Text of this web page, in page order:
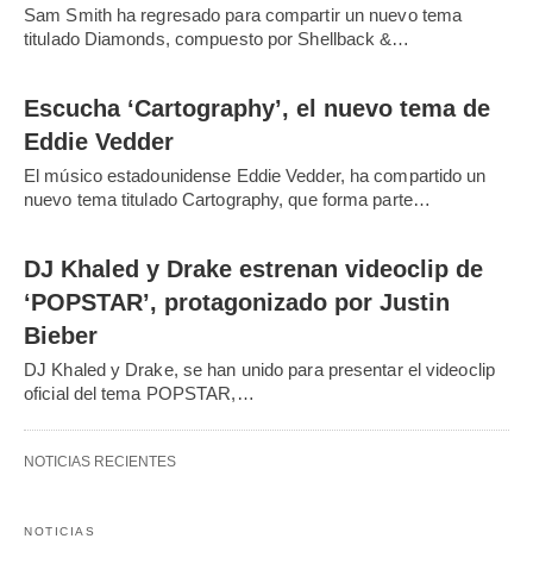
Sam Smith ha regresado para compartir un nuevo tema
titulado Diamonds, compuesto por Shellback &…
Escucha ‘Cartography’, el nuevo tema de
Eddie Vedder
El músico estadounidense Eddie Vedder, ha compartido un
nuevo tema titulado Cartography, que forma parte…
DJ Khaled y Drake estrenan videoclip de
‘POPSTAR’, protagonizado por Justin
Bieber
DJ Khaled y Drake, se han unido para presentar el videoclip
oficial del tema POPSTAR,…
NOTICIAS RECIENTES
NOTICIAS